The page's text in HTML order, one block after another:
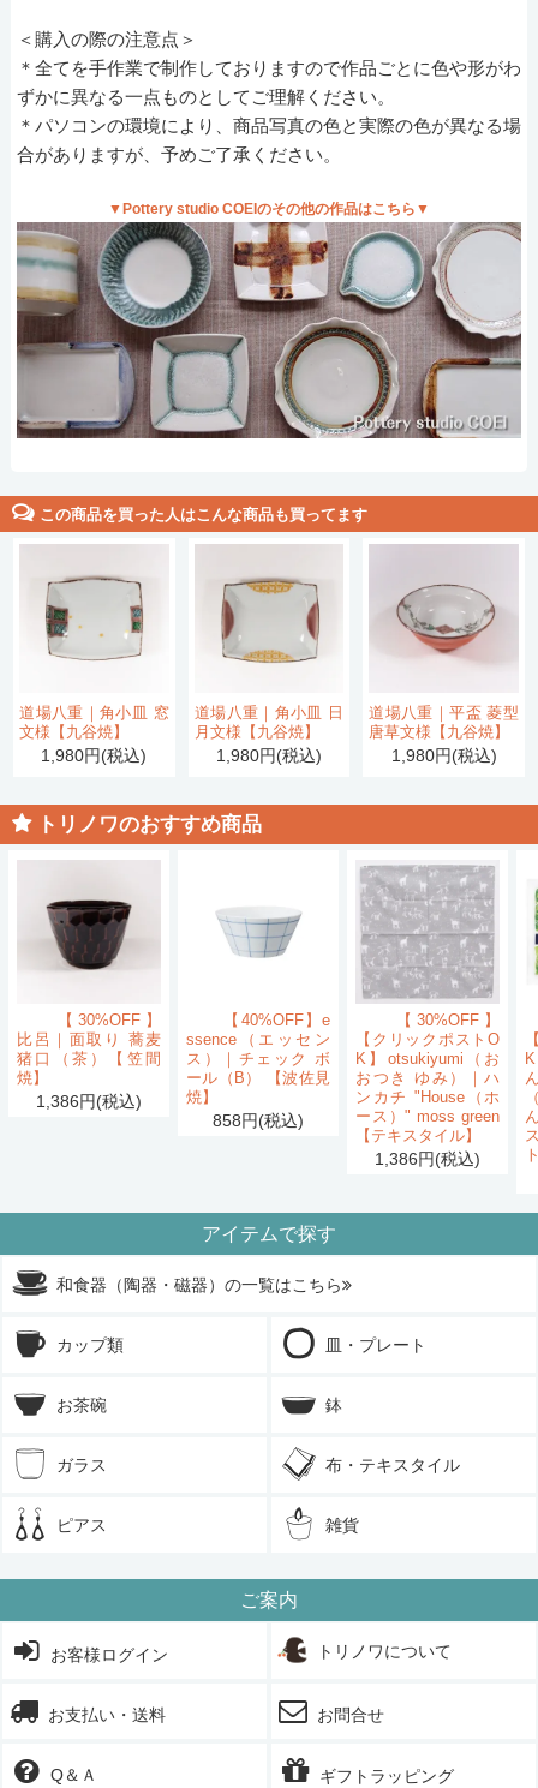
＜購入の際の注意点＞
＊全てを手作業で制作しておりますので作品ごとに色や形がわ
ずかに異なる一点ものとしてご理解ください。
＊パソコンの環境により、商品写真の色と実際の色が異なる場
合がありますが、予めご了承ください。
▼Pottery studio COEIのその他の作品はこちら▼
この商品を買った人はこんな商品も買ってます
道場八重｜角小皿 窓
文様【九谷焼】
1,980円(税込)
道場八重｜角小皿 日
月文様【九谷焼】
1,980円(税込)
道場八重｜平盃 菱型
唐草文様【九谷焼】
1,980円(税込)
トリノワのおすすめ商品
【30%OFF】
比呂｜面取り 蕎麦
猪口（茶）【笠間
焼】
1,386円(税込)
【40%OFF】e
ssence（エッセン
ス）｜チェック ボ
ール（B） 【波佐見
焼】
858円(税込)
【30%OFF】
【クリックポストO
K】otsukiyumi（お
おつき ゆみ）｜ハ
ンカチ "House（ホ
ース）" moss green
【テキスタイル】
1,386円(税込)
アイテムで探す
和食器（陶器・磁器）の一覧はこちら
カップ類 皿・プレート
お茶碗 鉢
ガラス 布・テキスタイル
ピアス 雑貨
ご案内
お客様ログイン トリノワについて
お支払い・送料 お問合せ
Q＆Ａ ギフトラッピング